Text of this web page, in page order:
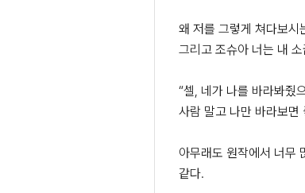
왜 저를 그렇게 쳐다보시
그리고 조슈아 너는 내
“셀, 네가 나를 바라봐줬
사람 말고 나만 바라보면
아무래도 원작에서 너무
같다.